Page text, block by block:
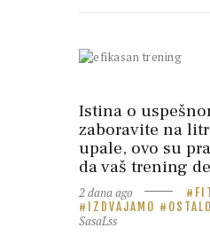
Istina o
zaboravite na
upale, ovo su
da vaš trening
2 dana ago
IZDVAJAMO
OSTALO
SasaLss